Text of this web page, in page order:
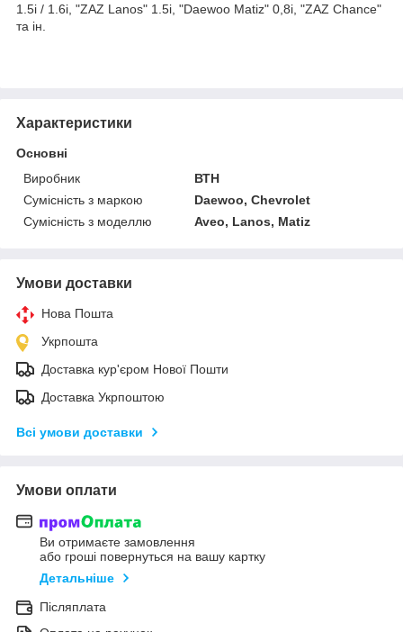
1.5і / 1.6і, "ZAZ Lanos" 1.5і, "Daewoo Matiz" 0,8і, "ZAZ Chance"
та ін.
Характеристики
Основні
Виробник
ВТН
Сумісність з маркою
Daewoo, Chevrolet
Сумісність з моделлю
Aveo, Lanos, Matiz
Умови доставки
Нова Пошта
Укрпошта
Доставка кур'єром Нової Пошти
Доставка Укрпоштою
Всі умови доставки
Умови оплати
Ви отримаєте замовлення
або гроші повернуться на вашу картку
Детальніше
Післяплата